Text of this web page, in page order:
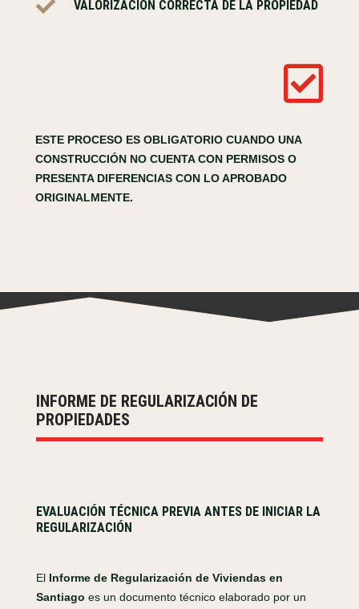
 VALORIZACIÓN CORRECTA DE LA PROPIEDAD

ESTE PROCESO ES OBLIGATORIO CUANDO UNA
CONSTRUCCIÓN NO CUENTA CON PERMISOS O
PRESENTA DIFERENCIAS CON LO APROBADO
ORIGINALMENTE.
INFORME DE REGULARIZACIÓN DE
PROPIEDADES
EVALUACIÓN TÉCNICA PREVIA ANTES DE INICIAR LA
REGULARIZACIÓN
El Informe de Regularización de Viviendas en
Santiago es un documento técnico elaborado por un